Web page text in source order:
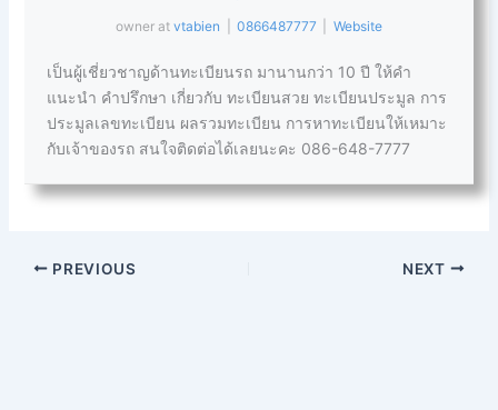
owner at vtabien 0866487777 Website
เป็นผู้เชี่ยวชาญด้านทะเบียนรถ มานานกว่า 10 ปี ให้คำ
แนะนำ คำปรึกษา เกี่ยวกับ ทะเบียนสวย ทะเบียนประมูล การ
ประมูลเลขทะเบียน ผลรวมทะเบียน การหาทะเบียนให้เหมาะ
กับเจ้าของรถ สนใจติดต่อได้เลยนะคะ 086-648-7777
PREVIOUS NEXT